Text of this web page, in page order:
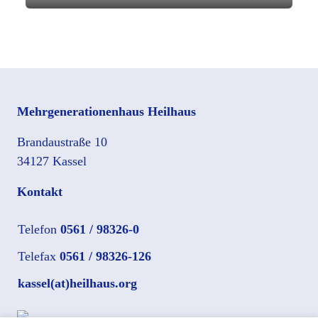
Mehrgenerationenhaus Heilhaus
Brandaustraße 10
34127 Kassel
Kontakt
Telefon 0561 / 98326-0
Telefax 0561 / 98326-126
kassel(at)heilhaus.org